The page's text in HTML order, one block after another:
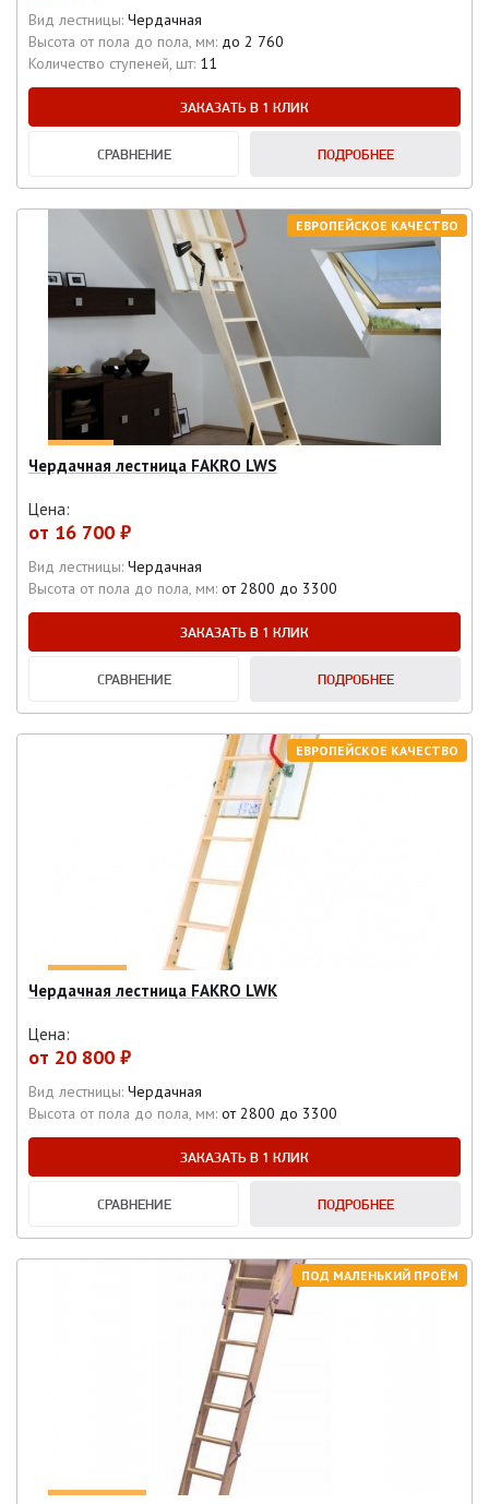
Вид лестницы: Чердачная
Высота от пола до пола, мм: до 2 760
Количество ступеней, шт: 11
ЗАКАЗАТЬ В 1 КЛИК
СРАВНЕНИЕ ПОДРОБНЕЕ
ЕВРОПЕЙСКОЕ КАЧЕСТВО
Чердачная лестница FAKRO LWS
Цена:
от 16 700 ₽
Вид лестницы: Чердачная
Высота от пола до пола, мм: от 2800 до 3300
ЗАКАЗАТЬ В 1 КЛИК
СРАВНЕНИЕ ПОДРОБНЕЕ
ЕВРОПЕЙСКОЕ КАЧЕСТВО
Чердачная лестница FAKRO LWK
Цена:
от 20 800 ₽
Вид лестницы: Чердачная
Высота от пола до пола, мм: от 2800 до 3300
ЗАКАЗАТЬ В 1 КЛИК
СРАВНЕНИЕ ПОДРОБНЕЕ
ПОД МАЛЕНЬКИЙ ПРОЁМ